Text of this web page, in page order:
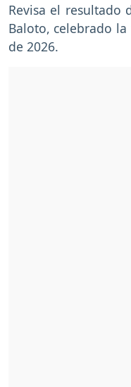
Revisa el resultado
Baloto, celebrado
de 2026.